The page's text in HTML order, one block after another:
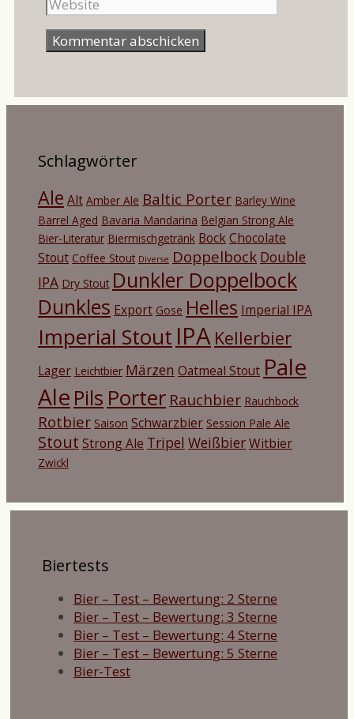
Schlagwörter
Ale Alt Amber Ale Baltic Porter Barley Wine
Barrel Aged Bavaria Mandarina Belgian Strong Ale
Bier-Literatur Biermischgetränk BockChocolate
Stout Coffee Stout Diverse Doppelbock Double
IPA Dry Stout Dunkler Doppelbock
Dunkles Export Gose Helles Imperial IPA
Imperial Stout IPA Kellerbier
Lager Leichtbier Märzen Oatmeal Stout Pale
Ale Pils Porter Rauchbier Rauchbock
Rotbier Saison Schwarzbier Session Pale Ale
Stout Strong Ale Tripel WeißbierWitbier
Zwickl
Biertests
Bier – Test – Bewertung: 2 Sterne
Bier – Test – Bewertung: 3 Sterne
Bier – Test – Bewertung: 4 Sterne
Bier – Test – Bewertung: 5 Sterne
Bier-Test